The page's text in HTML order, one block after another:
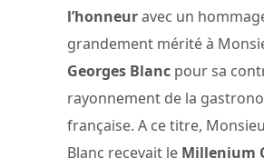
l’honneuravec un
grandement mérité à
Georges Blanc pour sa
rayonnement de la
française. A ce titre,
Blanc recevait le Millenium